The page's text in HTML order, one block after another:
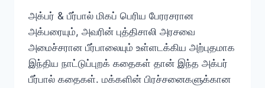
அக்பர் & பீர்பால் மிகப் பெரிய பேரரசரான
அக்பரையும், அவரின் புத்திசாலி அரசவை
அமைச்சரான பீர்பாலையும் உள்ளடக்கிய அற்புதமாக
இந்திய நாட்டுப்புறக் கதைகள் தான் இந்த அக்பர்
பீர்பால் கதைகள். மக்களின் பிரச்சனைகளுக்கான